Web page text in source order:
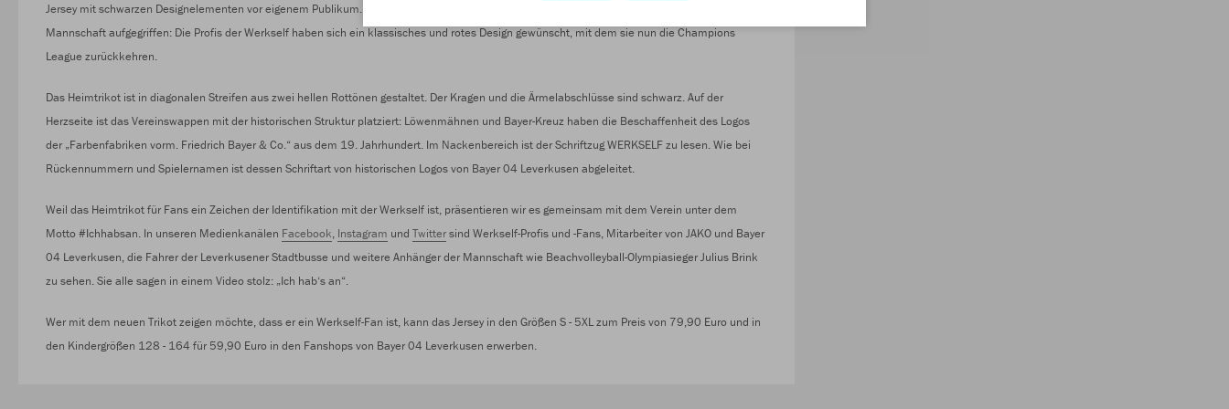
Jersey mit schwarzen Designelementen vor eigenem Publikum. Zur Gestaltung der Spielkleidung haben wir vor allem eine Idee aus der
Mannschaft aufgegriffen: Die Profis der Werkself haben sich ein klassisches und rotes Design gewünscht, mit dem sie nun die Champions
League zurückkehren.
Das Heimtrikot ist in diagonalen Streifen aus zwei hellen Rottönen gestaltet. Der Kragen und die Ärmelabschlüsse sind schwarz. Auf der
Herzseite ist das Vereinswappen mit der historischen Struktur platziert: Löwenmähnen und Bayer-Kreuz haben die Beschaffenheit des Logos
der „Farbenfabriken vorm. Friedrich Bayer & Co.“ aus dem 19. Jahrhundert. Im Nackenbereich ist der Schriftzug WERKSELF zu lesen. Wie bei
Rückennummern und Spielernamen ist dessen Schriftart von historischen Logos von Bayer 04 Leverkusen abgeleitet.
Weil das Heimtrikot für Fans ein Zeichen der Identifikation mit der Werkself ist, präsentieren wir es gemeinsam mit dem Verein unter dem
Motto #Ichhabsan. In unseren Medienkanälen Facebook, Instagram und Twittersind Werkself-Profis und -Fans, Mitarbeiter von JAKO und Bayer
04 Leverkusen, die Fahrer der Leverkusener Stadtbusse und weitere Anhänger der Mannschaft wie Beachvolleyball-Olympiasieger Julius Brink
zu sehen. Sie alle sagen in einem Video stolz: „Ich hab‘s an“.
Wer mit dem neuen Trikot zeigen möchte, dass er ein Werkself-Fan ist, kann das Jersey in den Größen S - 5XL zum Preis von 79,90 Euro und in
den Kindergrößen 128 - 164 für 59,90 Euro in den Fanshops von Bayer 04 Leverkusen erwerben.